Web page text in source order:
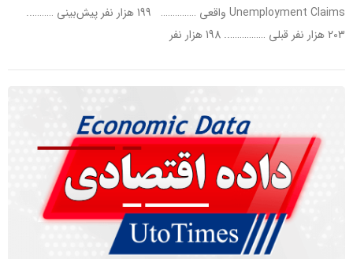
Unemployment Claims واقعی …………… 199 هزار نفر پیش‌بینی ………..
203 هزار نفر قبلی …………….. 198 هزار نفر